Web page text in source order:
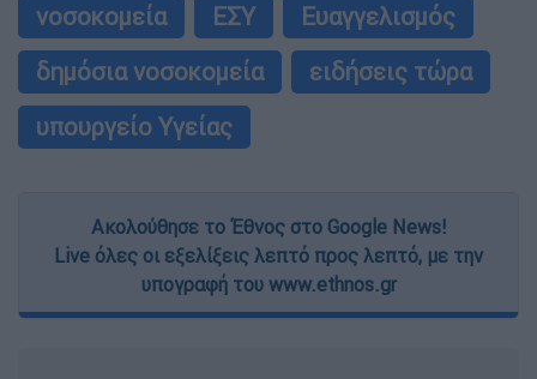
νοσοκομεία ΕΣΥ
Ευαγγελισμός
δημόσια νοσοκομεία
ειδήσεις τώρα
υπουργείο Υγείας
Ακολούθησε το Έθνος στο Google News!
Live όλες οι εξελίξεις λεπτό προς λεπτό, με την
υπογραφή του www.ethnos.gr